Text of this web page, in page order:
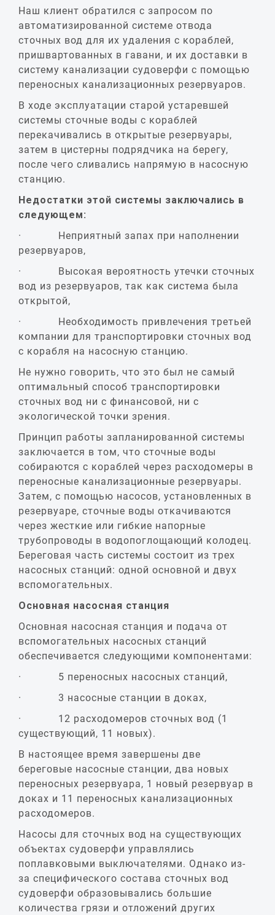
Наш клиент обратился с запросом по
автоматизированной системе отвода
сточных вод для их удаления с кораблей,
пришвартованных в гавани, и их доставки в
систему канализации судоверфи с помощью
переносных канализационных резервуаров.
В ходе эксплуатации старой устаревшей
системы сточные воды с кораблей
перекачивались в открытые резервуары,
затем в цистерны подрядчика на берегу,
после чего сливались напрямую в насосную
станцию.
Недостатки этой системы заключались в
следующем:
· Неприятный запах при наполнении
резервуаров,
· Высокая вероятность утечки сточных
вод из резервуаров, так как система была
открытой,
· Необходимость привлечения третьей
компании для транспортировки сточных вод
с корабля на насосную станцию.
Не нужно говорить, что это был не самый
оптимальный способ транспортировки
сточных вод ни с финансовой, ни с
экологической точки зрения.
Принцип работы запланированной системы
заключается в том, что сточные воды
собираются с кораблей через расходомеры в
переносные канализационные резервуары.
Затем, с помощью насосов, установленных в
резервуаре, сточные воды откачиваются
через жесткие или гибкие напорные
трубопроводы в водопоглощающий колодец.
Береговая часть системы состоит из трех
насосных станций: одной основной и двух
вспомогательных.
Основная насосная станция
Основная насосная станция и подача от
вспомогательных насосных станций
обеспечивается следующими компонентами:
· 5 переносных насосных станций,
· 3 насосные станции в доках,
· 12 расходомеров сточных вод (1
существующий, 11 новых).
В настоящее время завершены две
береговые насосные станции, два новых
переносных резервуара, 1 новый резервуар в
доках и 11 переносных канализационных
расходомеров.
Насосы для сточных вод на существующих
объектах судоверфи управлялись
поплавковыми выключателями. Однако из-
за специфического состава сточных вод
судоверфи образовывались большие
количества грязи и отложений других